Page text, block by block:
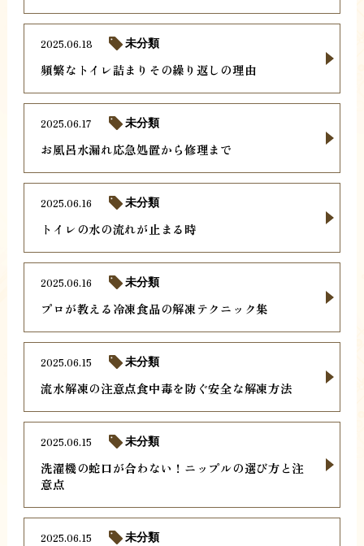
頻繁なトイレ詰まりその繰り返しの理由
2025.06.18 未分類
お風呂水漏れ応急処置から修理まで
2025.06.17 未分類
トイレの水の流れが止まる時
2025.06.16 未分類
プロが教える冷凍食品の解凍テクニック集
2025.06.16 未分類
流水解凍の注意点食中毒を防ぐ安全な解凍方法
2025.06.15 未分類
洗濯機の蛇口が合わない！ニップルの選び方と注
意点
2025.06.15 未分類
2025.06.15 未分類